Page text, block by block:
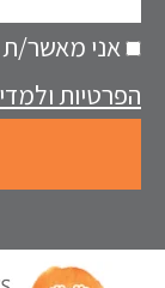
מייל
אני מאשר/
הפרטיות